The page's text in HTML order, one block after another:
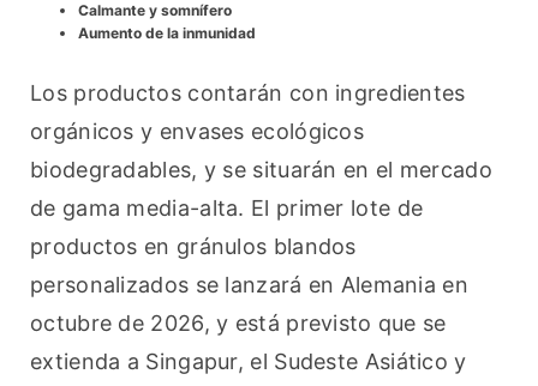
Calmante y somnífero
Aumento de la inmunidad
Los productos contarán con ingredientes
orgánicos y envases ecológicos
biodegradables, y se situarán en el mercado
de gama media-alta. El primer lote de
productos en gránulos blandos
personalizados se lanzará en Alemania en
octubre de 2026, y está previsto que se
extienda a Singapur, el Sudeste Asiático y